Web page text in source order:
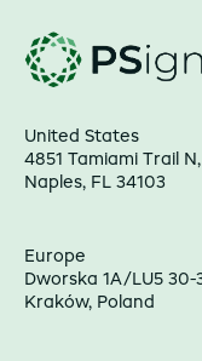
United States
4851 Tamiami Trail
Naples, FL 34103
Europe
Dworska 1A/LU5 30-
Kraków, Poland